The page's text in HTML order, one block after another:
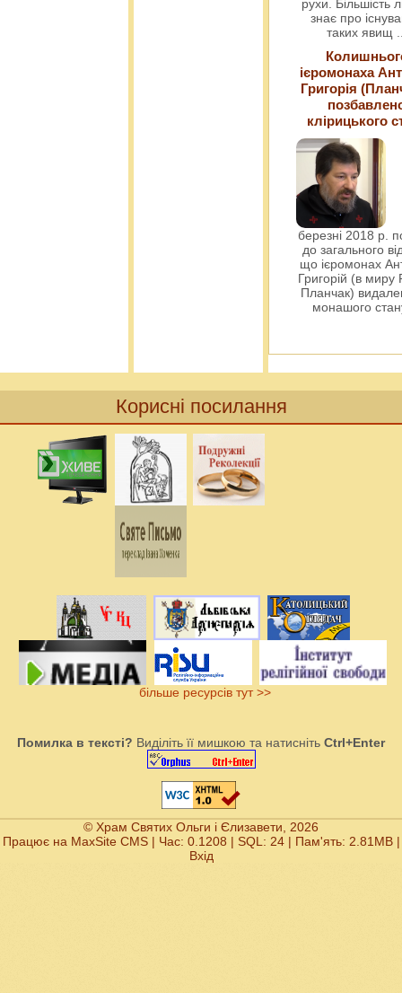
рухи. Більшість
знає про
таких явищ
ієромонаха
Григорія
клірицького
березні 2018 р.
до загального
що ієромонах
Григорій (в миру
Планчак)
монашого
Корисні посилання
більше ресурсів тут >>
Помилка в тексті? Виділіть її мишкою та натисніть Ctrl+Enter
© Храм Святих Ольги і Єлизавети, 2026
Працює на MaxSite CMS| Час: 0.1208 | SQL: 24 | Пам'ять: 2.81MB|
Вхід